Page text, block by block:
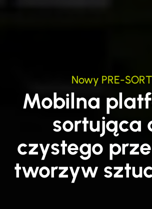
Nowy PRE-SORT
Mobilna
sortująca
czystego
tworzyw